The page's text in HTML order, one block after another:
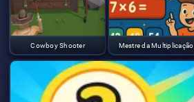
Cowboy Shooter Mestre da Multiplicação